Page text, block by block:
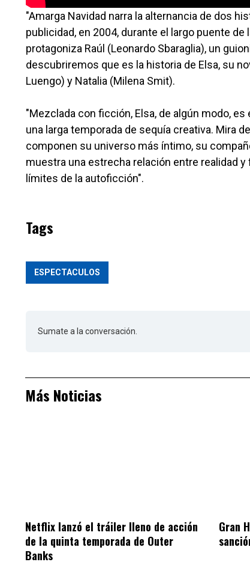
"Amarga Navidad narra la alternancia de dos
publicidad, en 2004, durante el largo puente
protagoniza Raúl (Leonardo Sbaraglia), un
descubriremos que es la historia de Elsa, su
Luengo) y Natalia (Milena Smit).
"Mezclada con ficción, Elsa, de algún modo,
una larga temporada de sequía creativa. Mira
componen su universo más íntimo, su
muestra una estrecha relación entre realidad
límites de la autoficción".
Tags
ESPECTACULOS
Sumate a la conversación.
Más Noticias
Netflix lanzó el tráiler lleno de acción
de la quinta temporada de Outer
Banks
Gran